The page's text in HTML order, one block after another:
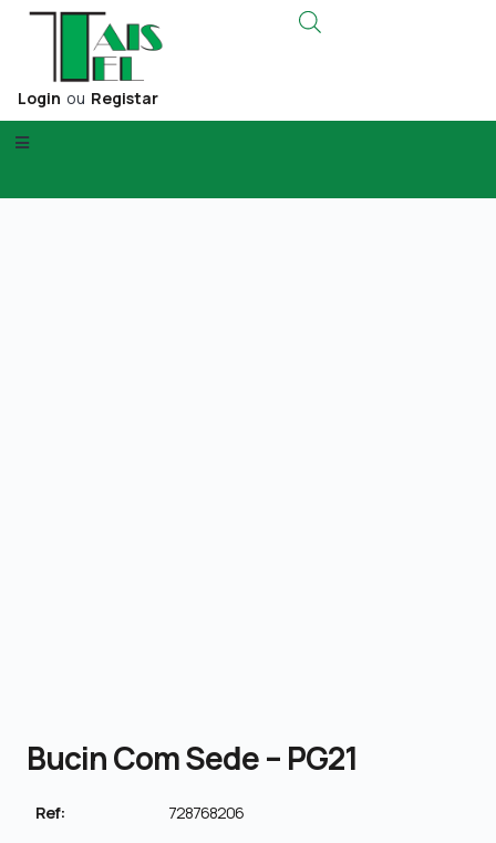
Login ou Registar
Bucin Com Sede – PG21
Ref: 728768206